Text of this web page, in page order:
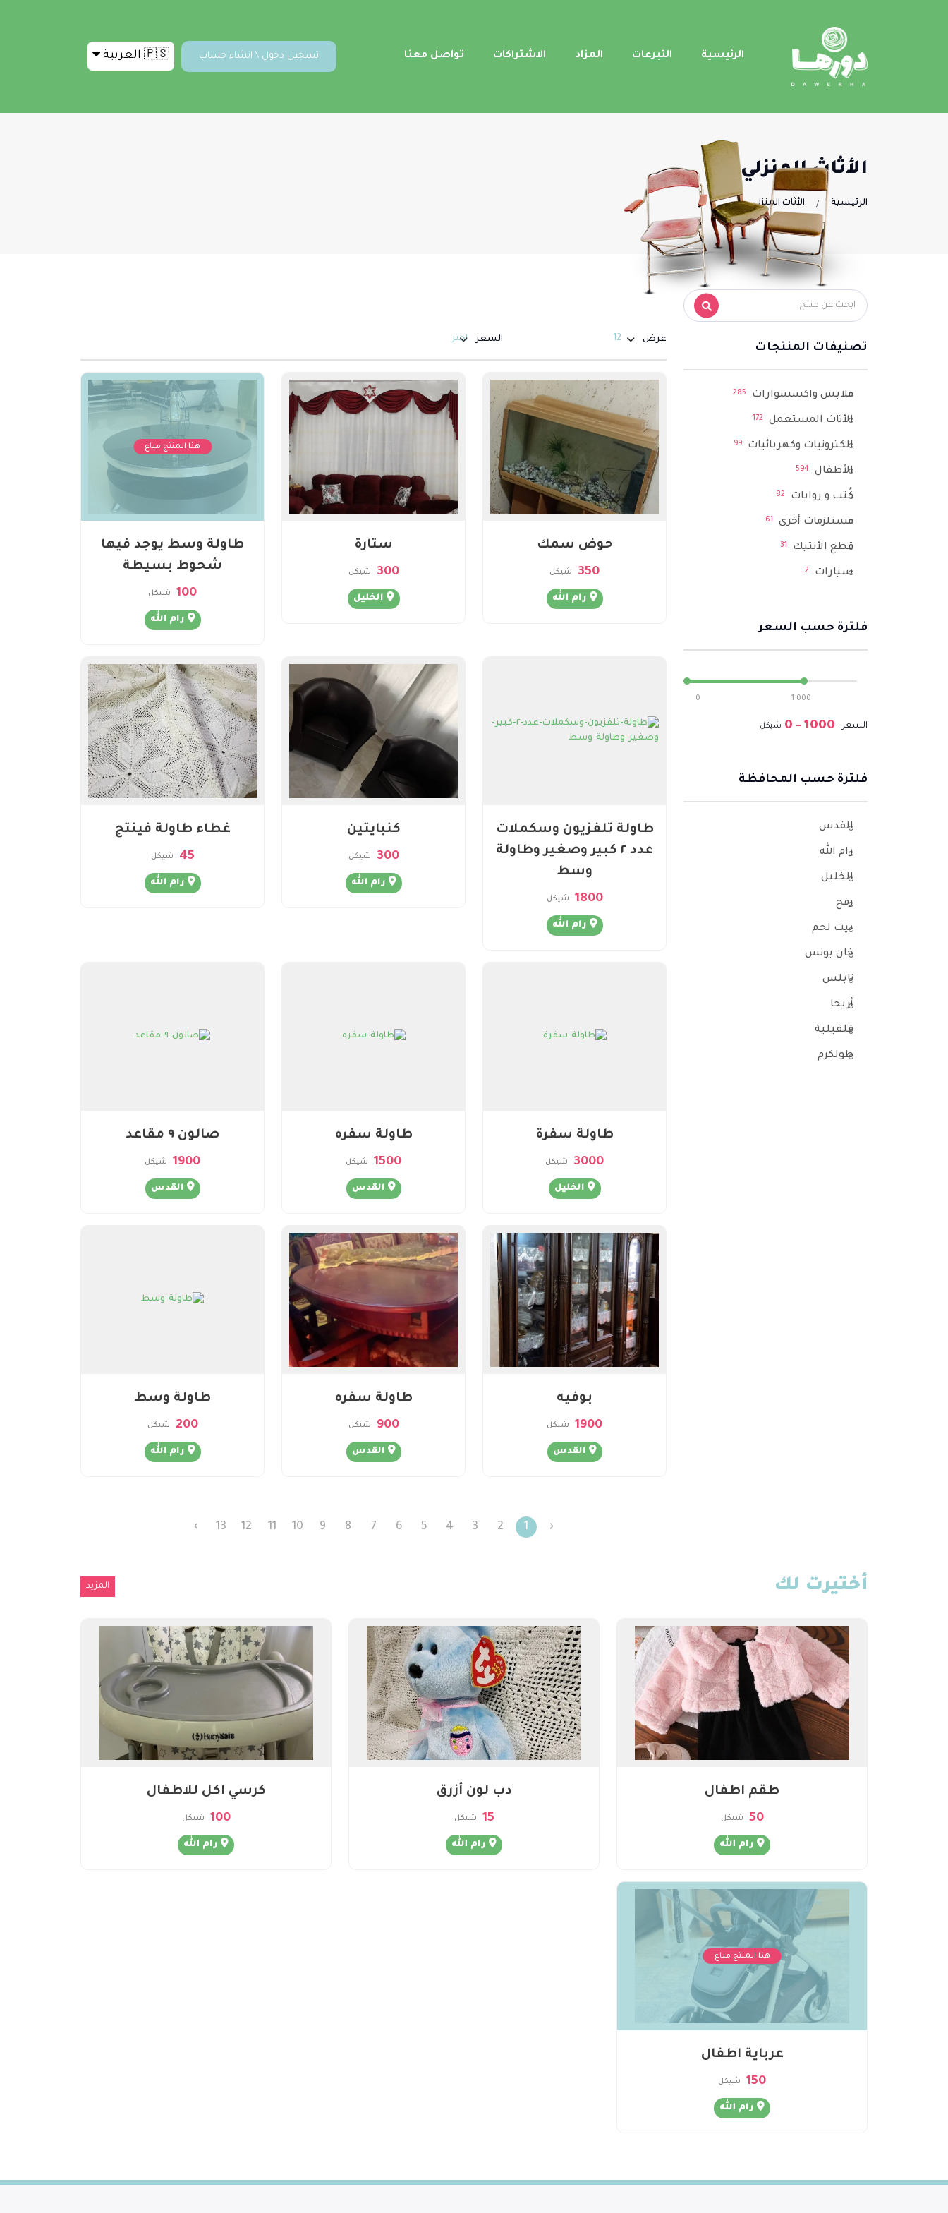
الرئيسية التبرعات المزاد الاشتراكات تواصل معنا تسجيل دخول \ انشاء حساب 🇵🇸 العربية
الأثاث المنزلي
الرئيسية الأثاث المنزلي
تصنيفات المنتجات
ملابس واكسسوارات 285
الأثاث المستعمل 172
الكترونيات وكهربائيات 99
الأطفال 594
كُتب و روايات 82
مستلزمات أخرى 61
قطع الأنتيك 31
سيارات 2
فلترة حسب السعر
0 1 000
السعر : 1000
-
0 شيكل
فلترة حسب المحافظة
القدس
رام الله
الخليل
رفح
بيت لحم
خان يونس
نابلس
أريحا
قلقيلية
طولكرم
عرض 12 السعر اختر
حوض سمك
350
شيكل
رام الله
ستارة
300
شيكل
الخليل
هذا المنتج مباع
طاولة وسط يوجد فيها
شحوط بسيطة
100
شيكل
رام الله
طاولة تلفزيون وسكملات
عدد ٢ كبير وصغير وطاولة
وسط
1800
شيكل
رام الله
كنبايتين
300
شيكل
رام الله
غطاء طاولة فينتج
45
شيكل
رام الله
طاولة سفرة
3000
شيكل
الخليل
طاولة سفره
1500
شيكل
القدس
صالون ٩ مقاعد
1900
شيكل
القدس
بوفيه
1900
شيكل
القدس
طاولة سفره
900
شيكل
القدس
طاولة وسط
200
شيكل
رام الله
‹
1
2
3
4
5
6
7
8
9
10
11
12
13
›
أختيرت لك المزيد
طقم اطفال
50
شيكل
رام الله
دب لون أزرق
15
شيكل
رام الله
كرسي اكل للاطفال
100
شيكل
رام الله
هذا المنتج مباع
عرباية اطفال
150
شيكل
رام الله